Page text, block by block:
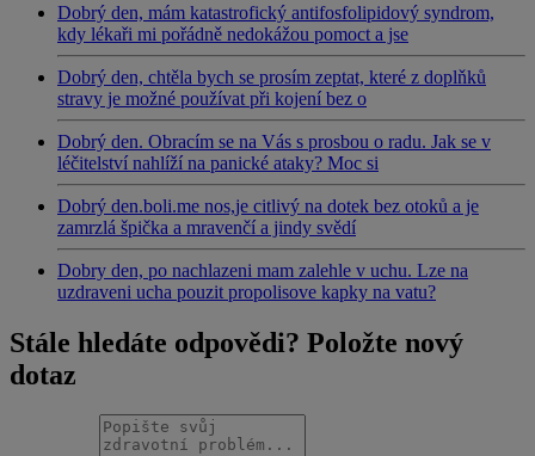
Dobrý den, mám katastrofický antifosfolipidový syndrom,
kdy lékaři mi pořádně nedokážou pomoct a jse
Dobrý den, chtěla bych se prosím zeptat, které z doplňků
stravy je možné používat při kojení bez o
Dobrý den. Obracím se na Vás s prosbou o radu. Jak se v
léčitelství nahlíží na panické ataky? Moc si
Dobrý den.boli.me nos,je citlivý na dotek bez otoků a je
zamrzlá špička a mravenčí a jindy svědí
Dobry den, po nachlazeni mam zalehle v uchu. Lze na
uzdraveni ucha pouzit propolisove kapky na vatu?
Stále hledáte odpovědi? Položte nový
dotaz